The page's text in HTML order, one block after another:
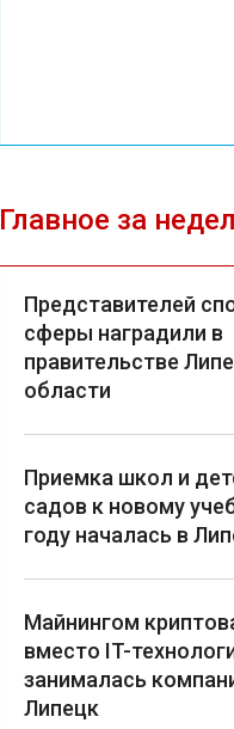
Главное за
Представителей
сферы наградили в
правительстве
области
Приемка школ и
садов к новому
году началась в
Майнингом
вместо IT-
занималась
Липецк